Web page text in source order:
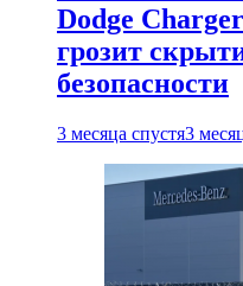
Dodge
грозит
безопасности
3 месяца спустя3